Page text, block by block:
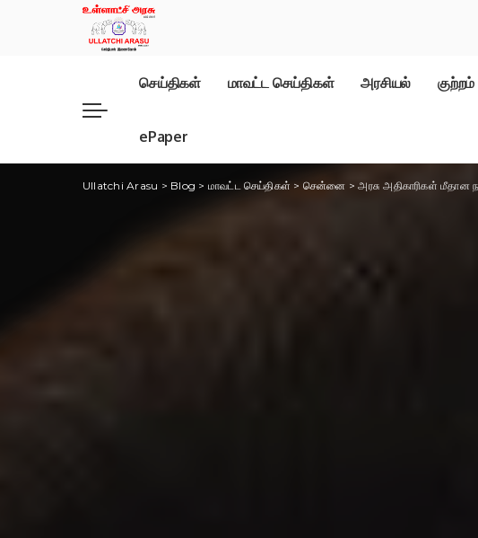
செய்திகள் மாவட்ட செய்திகள் அரசியல் குற்றம்
ePaper
Ullatchi Arasu > Blog > மாவட்ட செய்திகள் > சென்னை >அரசு அதிகாரிகள்